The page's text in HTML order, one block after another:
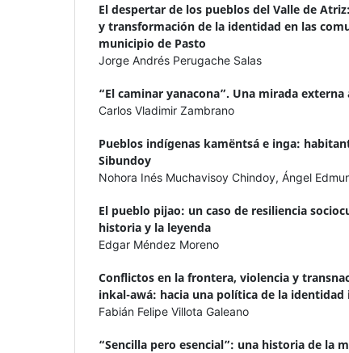
El despertar de los pueblos del Valle de
y transformación de la identidad en las
municipio de Pasto
Jorge Andrés Perugache Salas
“El caminar yanacona”. Una mirada externa
Carlos Vladimir Zambrano
Pueblos indígenas kamëntsá e inga:
Sibundoy
Nohora Inés Muchavisoy Chindoy, Ángel
El pueblo pijao: un caso de resiliencia
historia y la leyenda
Edgar Méndez Moreno
Conflictos en la frontera, violencia y
inkal-awá: hacia una política de la identidad
Fabián Felipe Villota Galeano
“Sencilla pero esencial”: una historia de la